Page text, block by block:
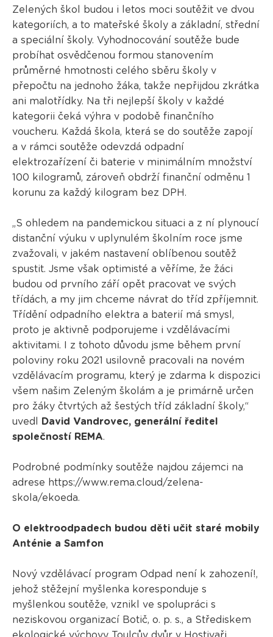
Zelených škol budou i letos moci soutěžit ve dvou
kategoriích, a to mateřské školy a základní, střední
a speciální školy. Vyhodnocování soutěže bude
probíhat osvědčenou formou stanovením
průměrné hmotnosti celého sběru školy v
přepočtu na jednoho žáka, takže nepřijdou zkrátka
ani malotřídky. Na tři nejlepší školy v každé
kategorii čeká výhra v podobě finančního
voucheru. Každá škola, která se do soutěže zapojí
a v rámci soutěže odevzdá odpadní
elektrozařízení či baterie v minimálním množství
100 kilogramů, zároveň obdrží finanční odměnu 1
korunu za každý kilogram bez DPH.
„S ohledem na pandemickou situaci a z ní plynoucí
distanční výuku v uplynulém školním roce jsme
zvažovali, v jakém nastavení oblíbenou soutěž
spustit. Jsme však optimisté a věříme, že žáci
budou od prvního září opět pracovat ve svých
třídách, a my jim chceme návrat do tříd zpříjemnit.
Třídění odpadního elektra a baterií má smysl,
proto je aktivně podporujeme i vzdělávacími
aktivitami. I z tohoto důvodu jsme během první
poloviny roku 2021 usilovně pracovali na novém
vzdělávacím programu, který je zdarma k dispozici
všem našim Zeleným školám a je primárně určen
pro žáky čtvrtých až šestých tříd základní školy,“
uvedl
David Vandrovec, generální ředitel
společností REMA.
Podrobné podmínky soutěže najdou zájemci na
adrese https://www.rema.cloud/zelena-
skola/ekoeda.
O elektroodpadech budou děti učit staré mobily
Anténie a Samfon
Nový vzdělávací program Odpad není k zahození!,
jehož stěžejní myšlenka koresponduje s
myšlenkou soutěže, vznikl ve spolupráci s
neziskovou organizací Botič, o. p. s., a Střediskem